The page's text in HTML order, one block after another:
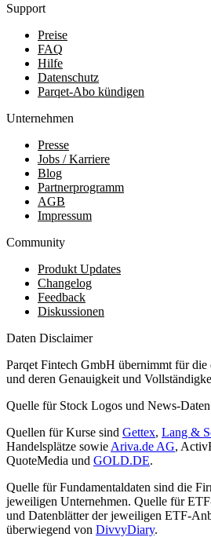
Support
Preise
FAQ
Hilfe
Datenschutz
Parqet-Abo kündigen
Unternehmen
Presse
Jobs / Karriere
Blog
Partnerprogramm
AGB
Impressum
Community
Produkt Updates
Changelog
Feedback
Diskussionen
Daten Disclaimer
Parqet Fintech GmbH übernimmt für die
und deren Genauigkeit und
Quelle für Stock Logos und News-
Quellen für Kurse sind Gettex, Lang &
Handelsplätze sowie Ariva.de AG,
QuoteMedia und GOLD.DE.
Quelle für Fundamentaldaten sind die
jeweiligen Unternehmen. Quelle für
und Datenblätter der jeweiligen ETF-
überwiegend von DivvyDiary.